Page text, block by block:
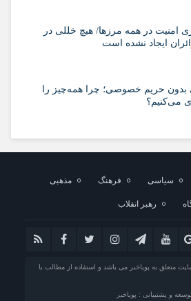
امنیت در همه مرزها/ هیچ‌ خللی در
ایجاد نشده است
بدون حریم خصوصی؛ چرا همه‌چیز را
می‌کنیم؟
سیاسی فرهنگ مذهبی
رهبر انقلاب
متعلق به پویاخبر می باشد و استفاده از مطالب با
و پشتیبانی : پویاخبر